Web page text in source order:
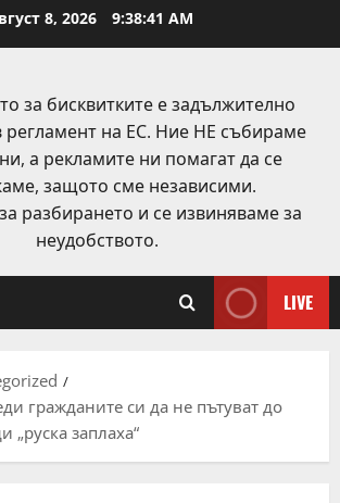
8, 2026 9:38:41 AM
за бисквитките е задължително
регламент на ЕС. Ние НЕ събираме
а рекламите ни помагат да се
защото сме независими.
разбирането и се извиняваме за
неудобството.
LIVE
гражданите си да не пътуват до
„руска заплаха“